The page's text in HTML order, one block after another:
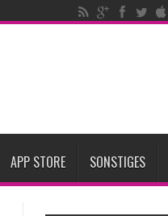
2027 erwartet
APP STORE SONSTIGES